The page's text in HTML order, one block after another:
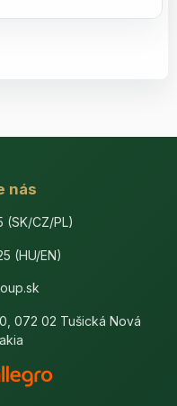
nás
(SK/CZ/PL)
(HU/EN)
072 02 Tušická Nová